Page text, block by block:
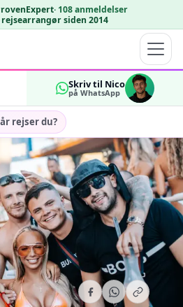
· 108 anmeldelser
siden 2014
Skriv til Nico
på WhatsApp
rejser du?
OK